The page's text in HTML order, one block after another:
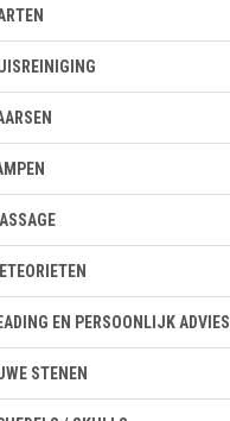
EN PERSOONLIJK ADVIES
STENEN